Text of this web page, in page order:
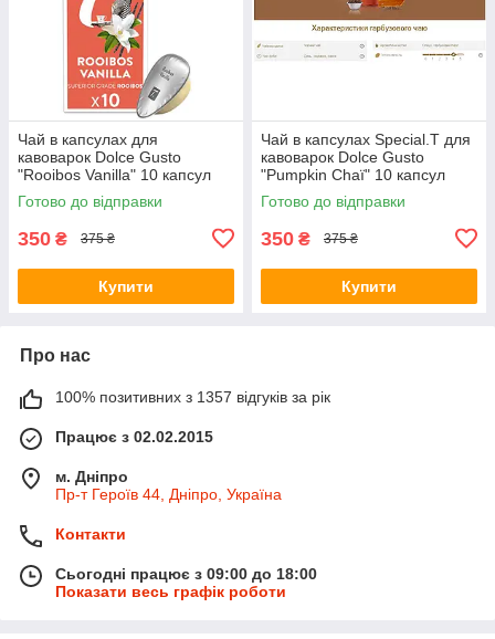
Чай в капсулах для
кавоварок Dolce Gusto
"Rooibos Vanilla" 10 капсул
(потрібен адаптер)
Готово до відправки
350 ₴ 375 ₴
Купити
Чай в капсулах Special.T для
кавоварок Dolce Gusto
"Pumpkin Chaï" 10 капсул
(потрібен адаптер)
Готово до відправки
350 ₴ 375 ₴
Купити
Про нас
100% позитивних з 1357 відгуків за рік
Працює з 02.02.2015
м. Дніпро
Пр-т Героїв 44, Дніпро, Україна
Контакти
Сьогодні працює з 09:00 до 18:00
Показати весь графік роботи